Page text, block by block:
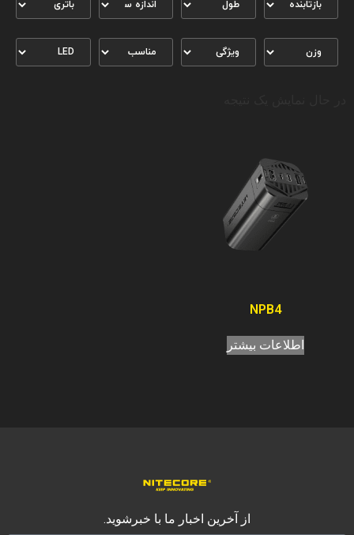
NPB4
اطلاعات بیشتر
از آخرین اخبار ما با خبرشوید.